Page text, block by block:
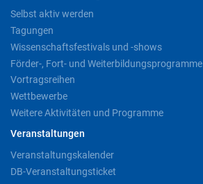
Selbst aktiv werden
Tagungen
Wissenschaftsfestivals und -shows
Förder-, Fort- und Weiterbildungsprogramme
Vortragsreihen
Wettbewerbe
Weitere Aktivitäten und Programme
Veranstaltungen
Veranstaltungskalender
DB-Veranstaltungsticket